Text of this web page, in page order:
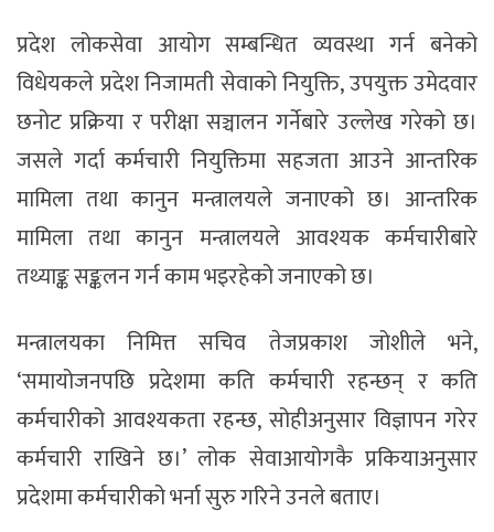
प्रदेश लोकसेवा आयोग सम्बन्धित व्यवस्था गर्न बनेको
विधेयकले प्रदेश निजामती सेवाको नियुक्ति, उपयुक्त उमेदवार
छनोट प्रक्रिया र परीक्षा सञ्चालन गर्नेबारे उल्लेख गरेको छ।
जसले गर्दा कर्मचारी नियुक्तिमा सहजता आउने आन्तरिक
मामिला तथा कानुन मन्त्रालयले जनाएको छ। आन्तरिक
मामिला तथा कानुन मन्त्रालयले आवश्यक कर्मचारीबारे
तथ्याङ्क सङ्कलन गर्न काम भइरहेको जनाएको छ।
मन्त्रालयका निमित्त सचिव तेजप्रकाश जोशीले भने,
‘समायोजनपछि प्रदेशमा कति कर्मचारी रहन्छन् र कति
कर्मचारीको आवश्यकता रहन्छ, सोहीअनुसार विज्ञापन गरेर
कर्मचारी राखिने छ।’ लोक सेवाआयोगकै प्रकियाअनुसार
प्रदेशमा कर्मचारीको भर्ना सुरु गरिने उनले बताए।